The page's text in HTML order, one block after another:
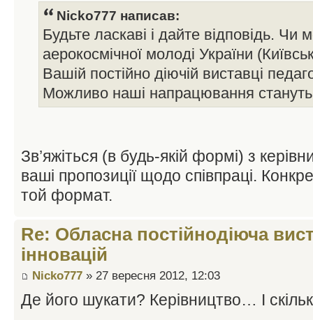
Nicko777 написав:
Будьте ласкаві і дайте відповідь.
аерокосмічної молоді України
Вашій постійно діючій виставці
Можливо наші напрацювання
Зв’яжіться (в будь-якій формі) з
ваші пропозиції щодо співпраці.
той формат.
Re: Обласна постійнодіюча
інновацій
Nicko777 » 27 вересня 2012, 12:03
Де його шукати? Керівництво… І